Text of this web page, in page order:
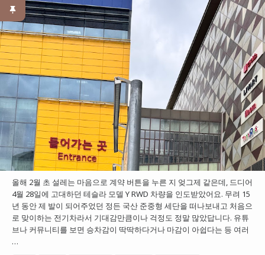
올해 2월 초 설레는 마음으로 계약 버튼을 누른 지 엊그제 같은데, 드디어
4월 28일에 고대하던 테슬라 모델 Y RWD 차량을 인도받았어요. 무려 15
년 동안 제 발이 되어주었던 정든 국산 준중형 세단을 떠나보내고 처음으
로 맞이하는 전기차라서 기대감만큼이나 걱정도 정말 많았답니다. 유튜
브나 커뮤니티를 보면 승차감이 딱딱하다거나 마감이 아쉽다는 등 여러
…